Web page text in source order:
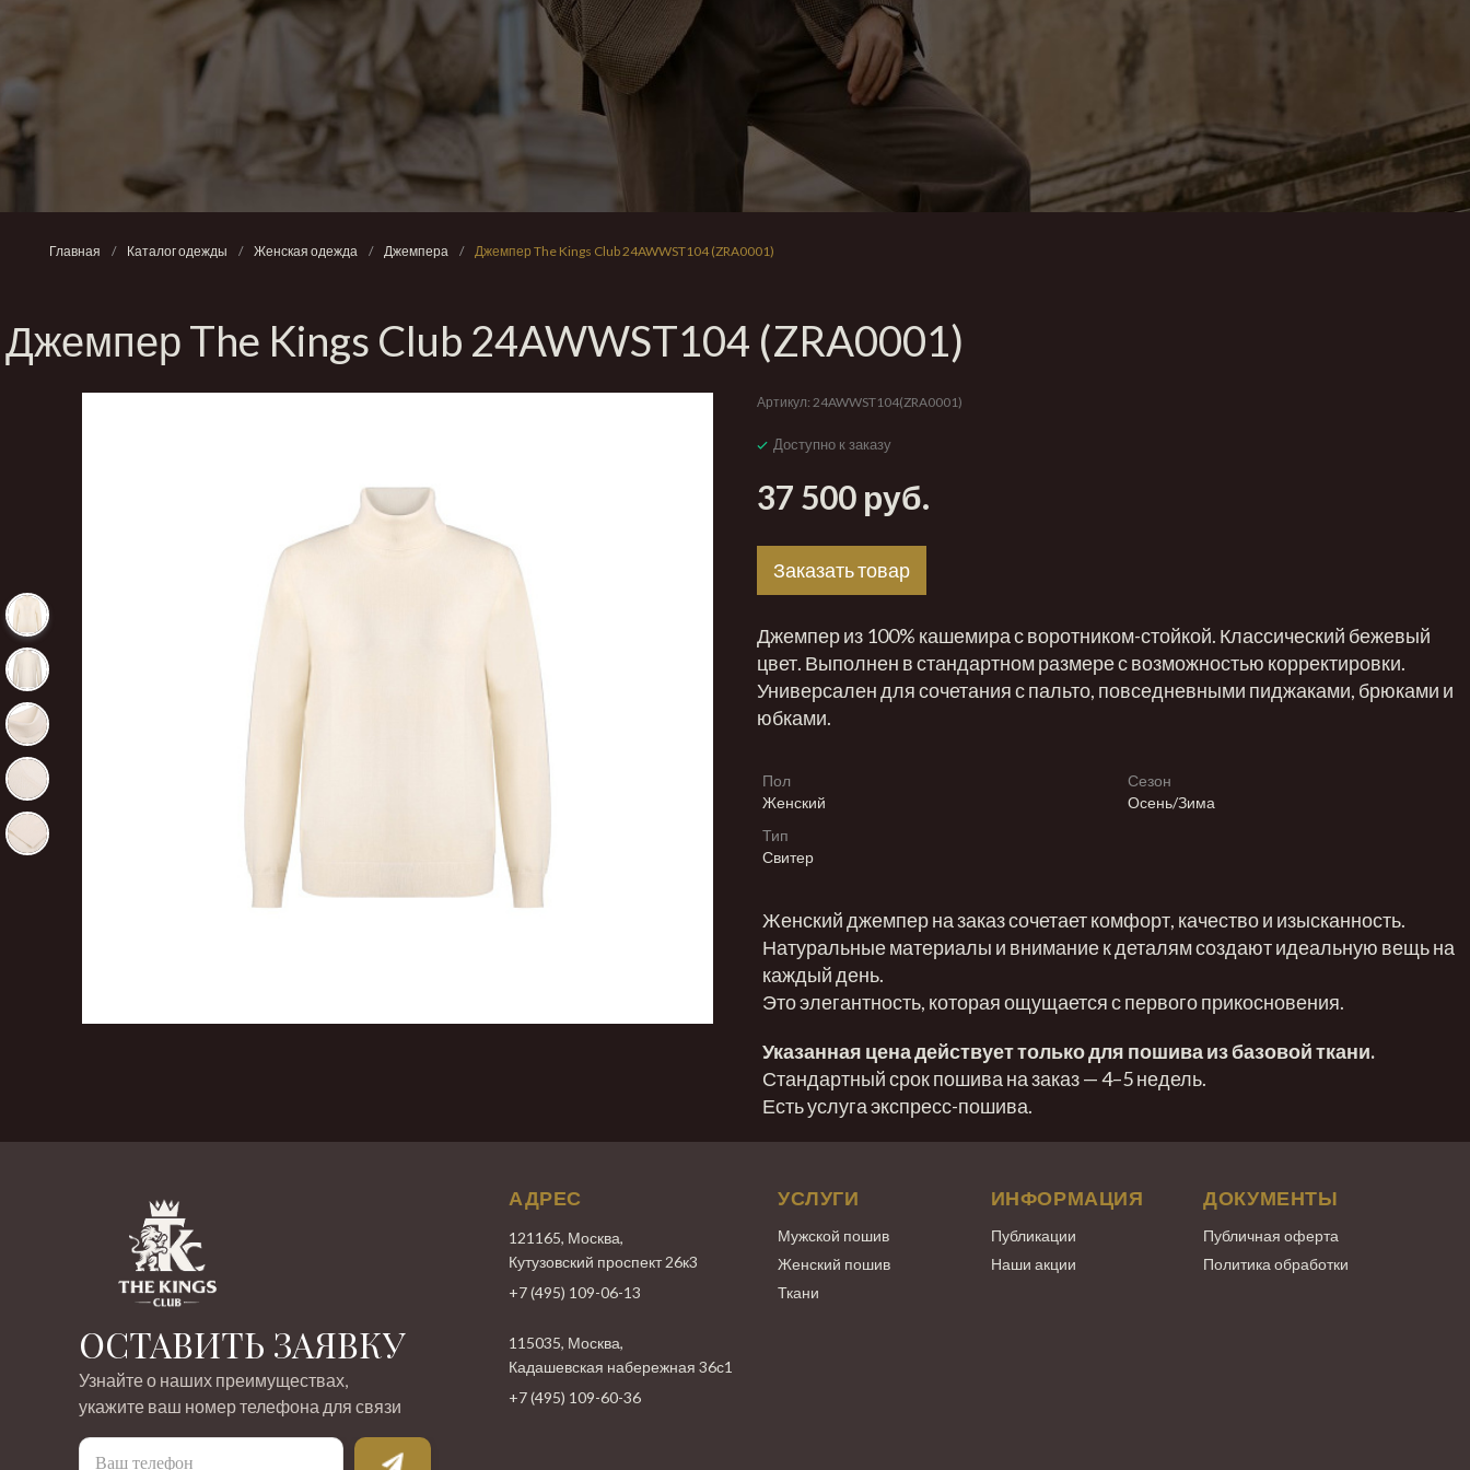
Главная / Каталог одежды / Женская одежда / Джемпера / Джемпер The Kings Club 24AWWST104 (ZRA0001)
Джемпер The Kings Club 24AWWST104 (ZRA0001)
Артикул: 24AWWST104(ZRA0001)
Доступно к заказу
37 500 руб.
Заказать товар
Джемпер из 100% кашемира с воротником-стойкой. Классический бежевый
цвет. Выполнен в стандартном размере с возможностью корректировки.
Универсален для сочетания с пальто, повседневными пиджаками, брюками и
юбками.
Пол
Женский
Сезон
Осень/Зима
Тип
Свитер
Женский джемпер на заказ сочетает комфорт, качество и изысканность.
Натуральные материалы и внимание к деталям создают идеальную вещь на
каждый день.
Это элегантность, которая ощущается с первого прикосновения.
Указанная цена действует только для пошива из базовой ткани.
Стандартный срок пошива на заказ — 4–5 недель.
Есть услуга экспресс-пошива.
ОСТАВИТЬ ЗАЯВКУ
Узнайте о наших преимуществах,
укажите ваш номер телефона для связи
АДРЕС
121165, Москва,
Кутузовский проспект 26к3
+7 (495) 109-06-13
115035, Москва,
Кадашевская набережная 36с1
+7 (495) 109-60-36
УСЛУГИ
Мужской пошив
Женский пошив
Ткани
ИНФОРМАЦИЯ
Публикации
Наши акции
ДОКУМЕНТЫ
Публичная оферта
Политика обработки